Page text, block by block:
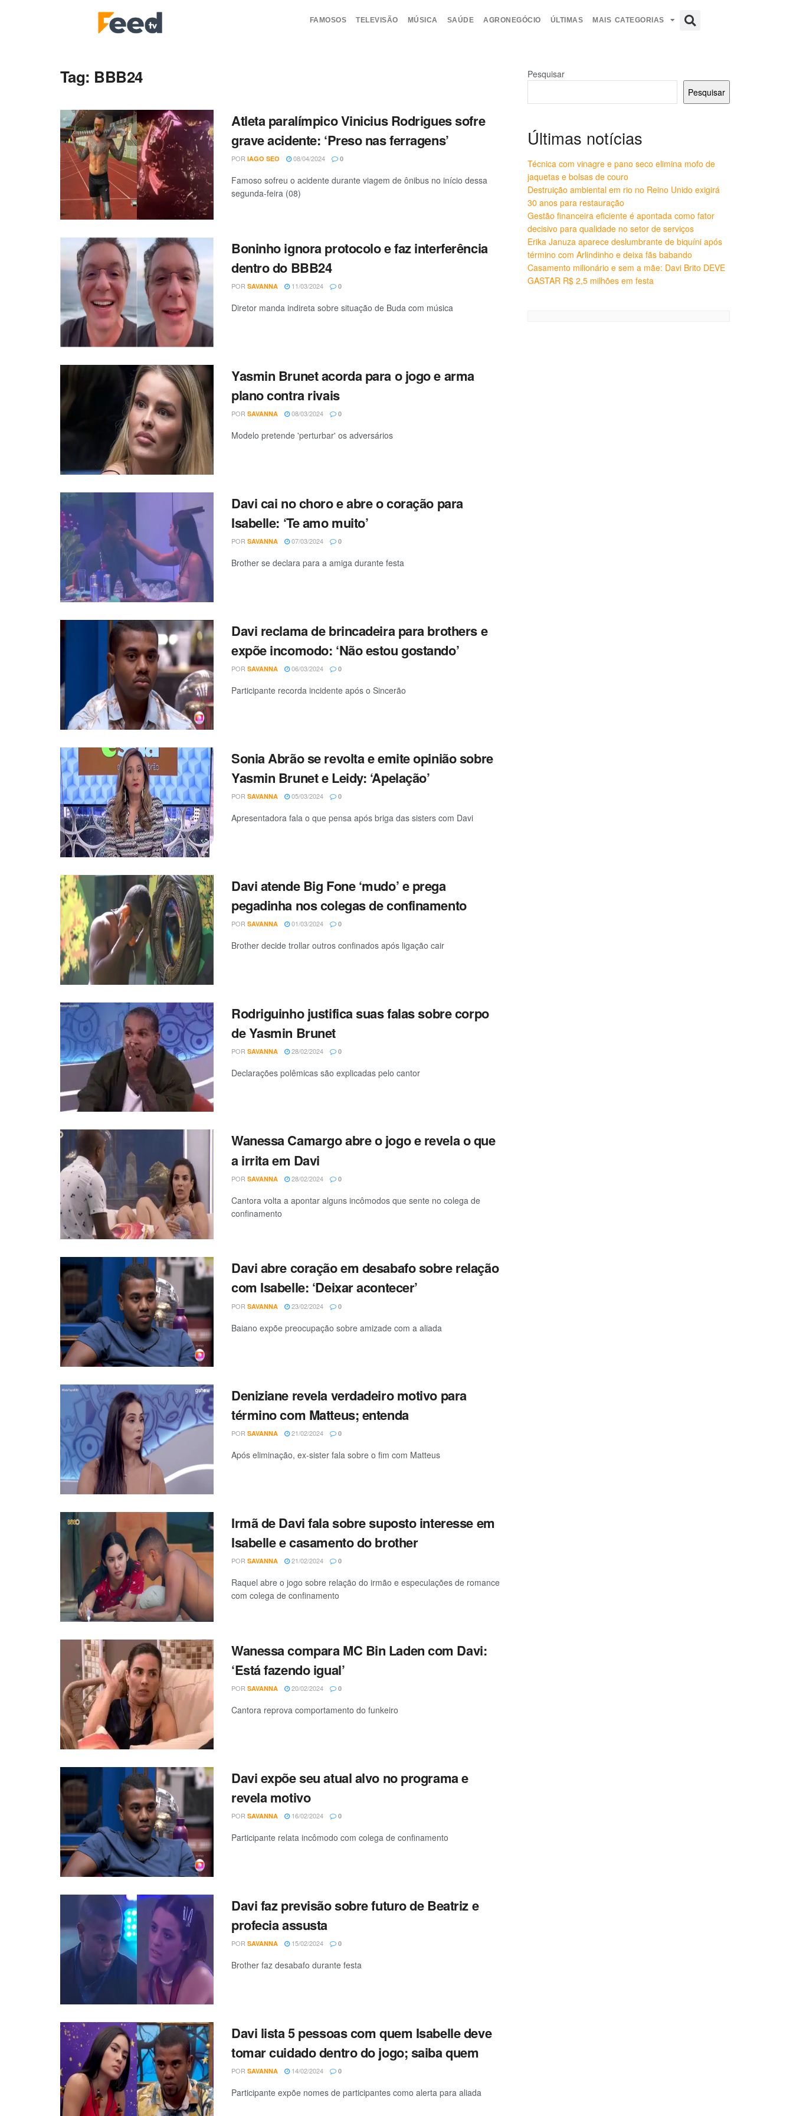
FAMOSOS TELEVISÃO MÚSICA SAÚDE AGRONEGÓCIO ÚLTIMAS MAIS CATEGORIAS
Tag: BBB24
Atleta paralímpico Vinicius Rodrigues sofre
grave acidente: ‘Preso nas ferragens’
POR IAGO SEO 08/04/2024 0
Famoso sofreu o acidente durante viagem de ônibus no início dessa
segunda-feira (08)
Boninho ignora protocolo e faz interferência
dentro do BBB24
POR SAVANNA 11/03/2024 0
Diretor manda indireta sobre situação de Buda com música
Yasmin Brunet acorda para o jogo e arma
plano contra rivais
POR SAVANNA 08/03/2024 0
Modelo pretende 'perturbar' os adversários
Davi cai no choro e abre o coração para
Isabelle: ‘Te amo muito’
POR SAVANNA 07/03/2024 0
Brother se declara para a amiga durante festa
Davi reclama de brincadeira para brothers e
expõe incomodo: ‘Não estou gostando’
POR SAVANNA 06/03/2024 0
Participante recorda incidente após o Sincerão
Sonia Abrão se revolta e emite opinião sobre
Yasmin Brunet e Leidy: ‘Apelação’
POR SAVANNA 05/03/2024 0
Apresentadora fala o que pensa após briga das sisters com Davi
Davi atende Big Fone ‘mudo’ e prega
pegadinha nos colegas de confinamento
POR SAVANNA 01/03/2024 0
Brother decide trollar outros confinados após ligação cair
Rodriguinho justifica suas falas sobre corpo
de Yasmin Brunet
POR SAVANNA 28/02/2024 0
Declarações polêmicas são explicadas pelo cantor
Wanessa Camargo abre o jogo e revela o que
a irrita em Davi
POR SAVANNA 28/02/2024 0
Cantora volta a apontar alguns incômodos que sente no colega de
confinamento
Davi abre coração em desabafo sobre relação
com Isabelle: ‘Deixar acontecer’
POR SAVANNA 23/02/2024 0
Baiano expõe preocupação sobre amizade com a aliada
Deniziane revela verdadeiro motivo para
término com Matteus; entenda
POR SAVANNA 21/02/2024 0
Após eliminação, ex-sister fala sobre o fim com Matteus
Irmã de Davi fala sobre suposto interesse em
Isabelle e casamento do brother
POR SAVANNA 21/02/2024 0
Raquel abre o jogo sobre relação do irmão e especulações de romance
com colega de confinamento
Wanessa compara MC Bin Laden com Davi:
‘Está fazendo igual’
POR SAVANNA 20/02/2024 0
Cantora reprova comportamento do funkeiro
Davi expõe seu atual alvo no programa e
revela motivo
POR SAVANNA 16/02/2024 0
Participante relata incômodo com colega de confinamento
Davi faz previsão sobre futuro de Beatriz e
profecia assusta
POR SAVANNA 15/02/2024 0
Brother faz desabafo durante festa
Davi lista 5 pessoas com quem Isabelle deve
tomar cuidado dentro do jogo; saiba quem
POR SAVANNA 14/02/2024 0
Participante expõe nomes de participantes como alerta para aliada
Pesquisar
Pesquisar
Últimas notícias
Técnica com vinagre e pano seco elimina mofo de
jaquetas e bolsas de couro
Destruição ambiental em rio no Reino Unido exigirá
30 anos para restauração
Gestão financeira eficiente é apontada como fator
decisivo para qualidade no setor de serviços
Erika Januza aparece deslumbrante de biquíni após
término com Arlindinho e deixa fãs babando
Casamento milionário e sem a mãe: Davi Brito DEVE
GASTAR R$ 2,5 milhões em festa